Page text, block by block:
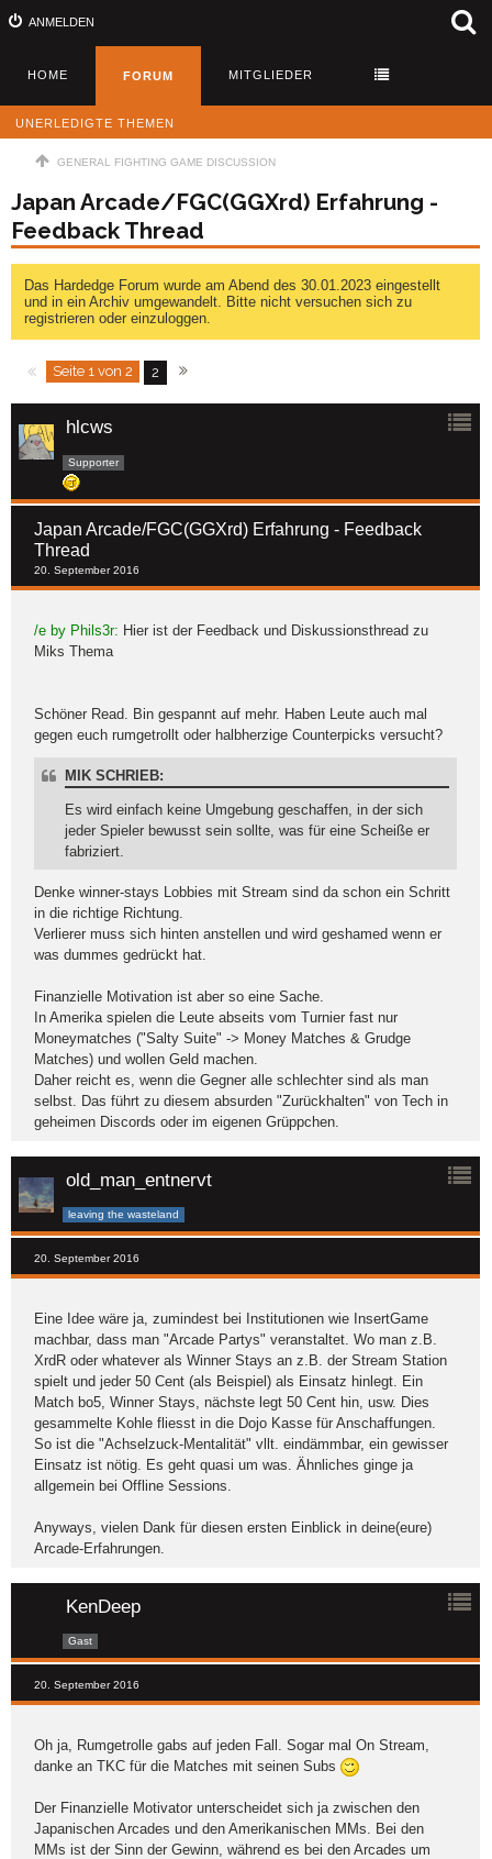
ANMELDEN
HOME FORUM MITGLIEDER
UNERLEDIGTE THEMEN
GENERAL FIGHTING GAME DISCUSSION
Japan Arcade/FGC(GGXrd) Erfahrung -
Feedback Thread
Das Hardedge Forum wurde am Abend des 30.01.2023 eingestellt
und in ein Archiv umgewandelt. Bitte nicht versuchen sich zu
registrieren oder einzuloggen.
Seite 1 von 2 2
hlcws
Supporter
Japan Arcade/FGC(GGXrd) Erfahrung - Feedback
Thread
20. September 2016
/e by Phils3r: Hier ist der Feedback und Diskussionsthread zu
Miks Thema
Schöner Read. Bin gespannt auf mehr. Haben Leute auch mal
gegen euch rumgetrollt oder halbherzige Counterpicks versucht?
MIK SCHRIEB:
Es wird einfach keine Umgebung geschaffen, in der sich
jeder Spieler bewusst sein sollte, was für eine Scheiße er
fabriziert.
Denke winner-stays Lobbies mit Stream sind da schon ein Schritt
in die richtige Richtung.
Verlierer muss sich hinten anstellen und wird geshamed wenn er
was dummes gedrückt hat.
Finanzielle Motivation ist aber so eine Sache.
In Amerika spielen die Leute abseits vom Turnier fast nur
Moneymatches ("Salty Suite" -> Money Matches & Grudge
Matches) und wollen Geld machen.
Daher reicht es, wenn die Gegner alle schlechter sind als man
selbst. Das führt zu diesem absurden "Zurückhalten" von Tech in
geheimen Discords oder im eigenen Grüppchen.
old_man_entnervt
leaving the wasteland
20. September 2016
Eine Idee wäre ja, zumindest bei Institutionen wie InsertGame
machbar, dass man "Arcade Partys" veranstaltet. Wo man z.B.
XrdR oder whatever als Winner Stays an z.B. der Stream Station
spielt und jeder 50 Cent (als Beispiel) als Einsatz hinlegt. Ein
Match bo5, Winner Stays, nächste legt 50 Cent hin, usw. Dies
gesammelte Kohle fliesst in die Dojo Kasse für Anschaffungen.
So ist die "Achselzuck-Mentalität" vllt. eindämmbar, ein gewisser
Einsatz ist nötig. Es geht quasi um was. Ähnliches ginge ja
allgemein bei Offline Sessions.
Anyways, vielen Dank für diesen ersten Einblick in deine(eure)
Arcade-Erfahrungen.
KenDeep
Gast
20. September 2016
Oh ja, Rumgetrolle gabs auf jeden Fall. Sogar mal On Stream,
danke an TKC für die Matches mit seinen Subs
Der Finanzielle Motivator unterscheidet sich ja zwischen den
Japanischen Arcades und den Amerikanischen MMs. Bei den
MMs ist der Sinn der Gewinn, während es bei den Arcades um